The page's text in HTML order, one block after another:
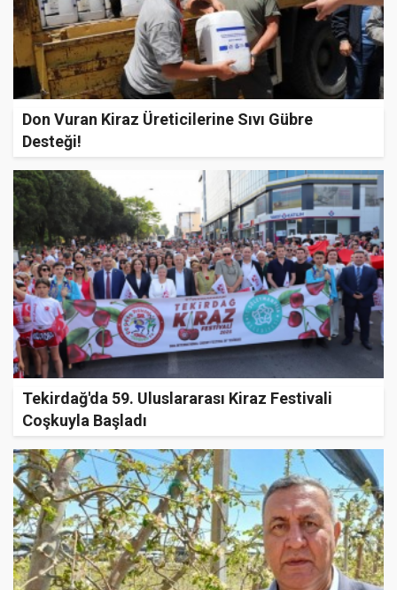
Don Vuran Kiraz Üreticilerine Sıvı Gübre
Desteği!
Tekirdağ'da 59. Uluslararası Kiraz Festivali
Coşkuyla Başladı